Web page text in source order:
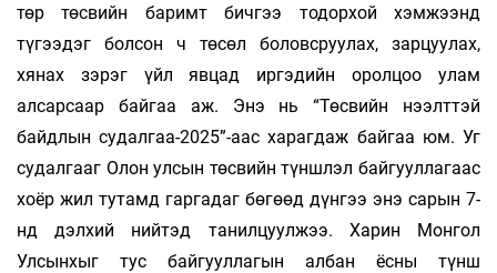
төр төсвийн баримт бичгээ тодорхой хэмжээнд
түгээдэг болсон ч төсөл боловсруулах, зарцуулах,
хянах зэрэг үйл явцад иргэдийн оролцоо улам
алсарсаар байгаа аж. Энэ нь “Төсвийн нээлттэй
байдлын судалгаа-2025”-аас харагдаж байгаа юм. Уг
судалгааг Олон улсын төсвийн түншлэл байгууллагаас
хоёр жил тутамд гаргадаг бөгөөд дүнгээ энэ сарын 7-
нд дэлхий нийтэд танилцуулжээ. Харин Монгол
Улсынхыг тус байгууллагын албан ёсны түнш